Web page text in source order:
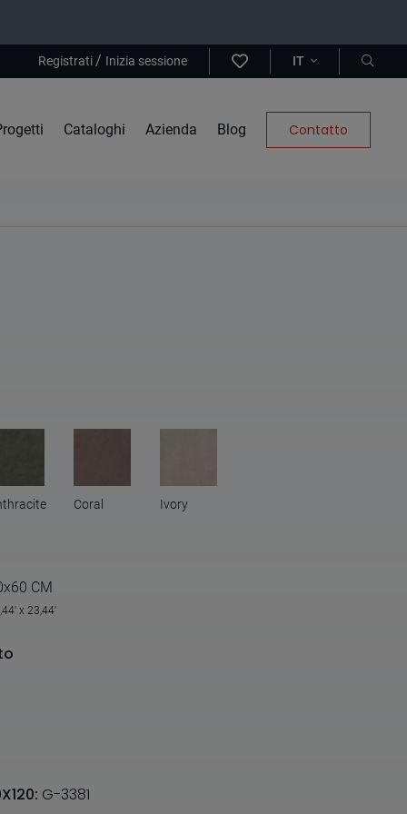
Registrati/ Inizia sessione IT
Cataloghi Azienda Blog Contatto
Coral Ivory
CM
x 23,44'
G-3381